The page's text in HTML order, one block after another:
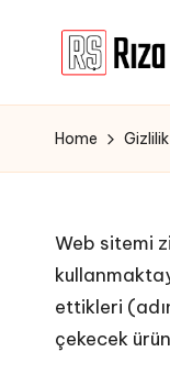
R
ı
z
a
Ş
A
H
Bilgi
Home
Web sitemi
ettikleri
çekecek